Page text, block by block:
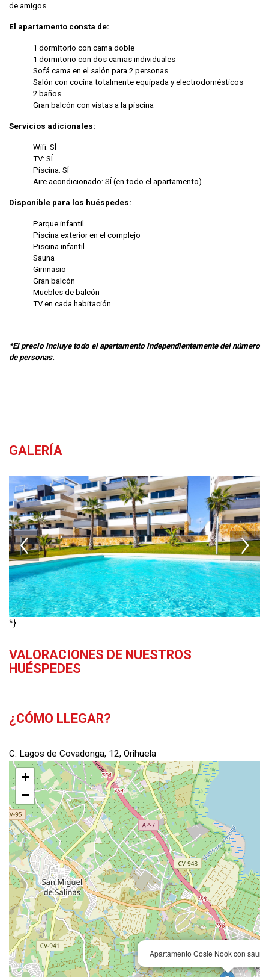
de amigos.
El apartamento consta de:
1 dormitorio con cama doble
1 dormitorio con dos camas individuales
Sofá cama en el salón para 2 personas
Salón con cocina totalmente equipada y electrodomésticos
2 baños
Gran balcón con vistas a la piscina
Servicios adicionales:
Wifi: SÍ
TV: SÍ
Piscina: SÍ
Aire acondicionado: SÍ (en todo el apartamento)
Disponible para los huéspedes:
Parque infantil
Piscina exterior en el complejo
Piscina infantil
Sauna
Gimnasio
Gran balcón
Muebles de balcón
TV en cada habitación
*El precio incluye todo el apartamento independientemente del número
de personas.
GALERÍA
*}
VALORACIONES DE NUESTROS
HUÉSPEDES
¿CÓMO LLEGAR?
C. Lagos de Covadonga, 12, Orihuela
Apartamento Cosie Nook con
+
−